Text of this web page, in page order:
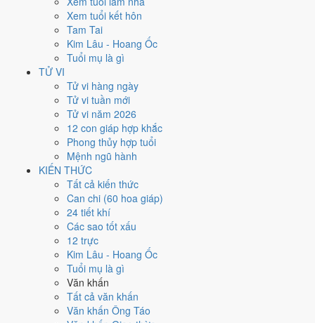
Xem tuổi kết hôn
Tam Tai
Kim Lâu - Hoang Ốc
Tuổi mụ là gì
TỬ VI
Tử vi hàng ngày
Tử vi tuần mới
Tử vi năm 2026
12 con giáp hợp khắc
Phong thủy hợp tuổi
Mệnh ngũ hành
KIẾN THỨC
Tất cả kiến thức
Can chi (60 hoa giáp)
24 tiết khí
Các sao tốt xấu
12 trực
Kim Lâu - Hoang Ốc
Tuổi mụ là gì
Văn khấn
Tất cả văn khấn
Văn khấn Ông Táo
Năm 2035 là năm con gì, mệnh
gì?
Năm 2035 là năm Ất Mão , Nạp Âm
Can Ất hành Mộcgặp Địa Chi Mão hành
năm vì vậy là
Tỷ Hòa (Mộc gặp Mộc)
can chi Ất Mão.
Ất Mão
Ất Mão (Mộc × Mộc)
Đại Khe Thủy
Cửu Tử Ly Hỏa